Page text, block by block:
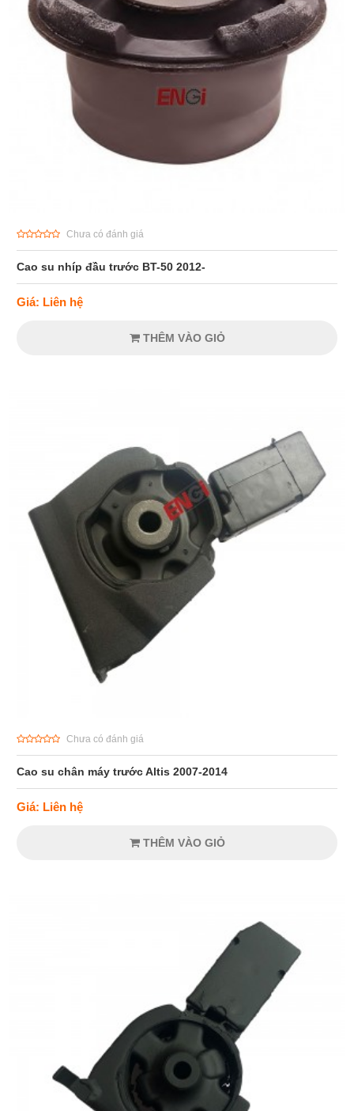
Chưa có đánh giá
Cao su nhíp đầu trước BT-50 2012-
Giá: Liên hệ
THÊM VÀO GIỎ
Chưa có đánh giá
Cao su chân máy trước Altis 2007-2014
Giá: Liên hệ
THÊM VÀO GIỎ